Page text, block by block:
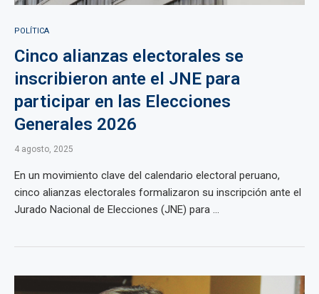
POLÍTICA
Cinco alianzas electorales se
inscribieron ante el JNE para
participar en las Elecciones
Generales 2026
4 agosto, 2025
En un movimiento clave del calendario electoral peruano,
cinco alianzas electorales formalizaron su inscripción ante el
Jurado Nacional de Elecciones (JNE) para ...